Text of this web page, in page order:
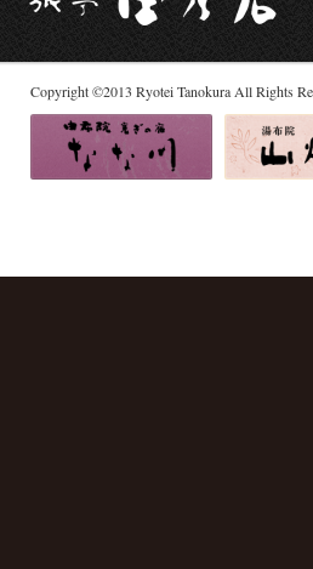
Copyright©2013 Ryotei Tanokura All Rights